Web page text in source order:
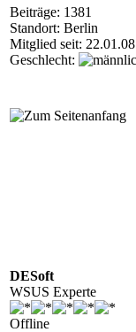
Beiträge: 1381
Standort: Berlin
Mitglied seit: 22.01.08
Geschlecht:
DESoft
WSUS Experte
Offline